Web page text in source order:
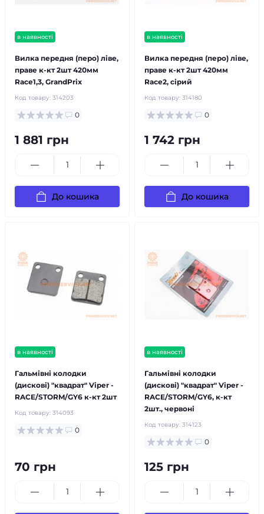
в наявності
Вилка передня (перо) ліве,
праве к-кт 2шт 420мм
Race1,3, GrandPrix
Код товару: 314203
0
1 881 грн
До кошика
в наявності
Вилка передня (перо) ліве,
праве к-кт 2шт 420мм
Race2, сірий
Код товару: 314180
0
1 742 грн
До кошика
в наявності
Гальмівні колодки
(дискові) "квадрат" Viper -
RACE/STORM/GY6 к-кт 2шт
Код товару: 314093
0
70 грн
в наявності
Гальмівні колодки
(дискові) "квадрат" Viper -
RACE/STORM/GY6, к-кт
2шт., червоні
Код товару: 314123
0
125 грн